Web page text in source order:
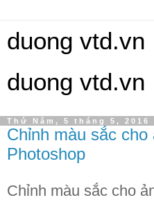
duong vtd.vn
duong vtd.vn
Thứ Năm, 5 tháng 5, 2016
Chỉnh màu sắc
Photoshop
Chỉnh màu sắc cho